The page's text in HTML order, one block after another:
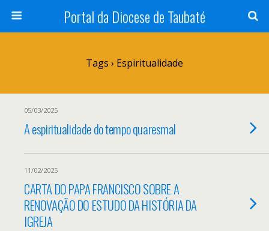
Portal da Diocese de Taubaté
Tags › Espiritualidade
05/03/2025
A espiritualidade do tempo quaresmal
11/02/2025
CARTA DO PAPA FRANCISCO SOBRE A
RENOVAÇÃO DO ESTUDO DA HISTÓRIA DA
IGREJA